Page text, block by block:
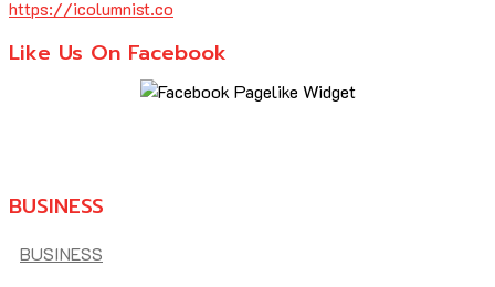
https://icolumnist.co
Like Us On Facebook
BUSINESS
BUSINESS